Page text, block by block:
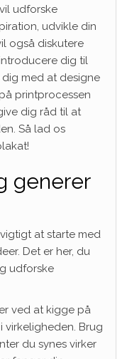
udforske
udvikle din
også diskutere
dig til
med at designe
printprocessen
dig råd til at
Så lad os
generer
at starte med
Det er her, du
udforske
ved at kigge på
virkeligheden. Brug
du synes virker